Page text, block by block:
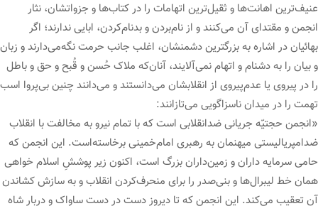
عنیف‌ترین اهانت‌ها و ثقیل‌ترین اتهامات را در کتاب‌ها و جزواتشان، نثار
انجمن و مقتدای آن می‌کنند و از نام‌بردن و بدنام‌کردن، ابایی ندارند؛ اگر
بهائیان در اشاره به بزرگترین دشمنشان، اغلب جانب حرمت نگه‌می‌دارند و زبان
و بیان را به دشنام و اتهام نمی‌آلایند، آنان‌که ملاک حُسن و قُبح و حق و باطل
را در پیروی یا عدم‌پیروی از انقلابشان می‌دانستند و می‌دانند چنین بی‌پروا اسب
تهمت را در میدان ناسزاگویی می‌تازانند:
«انجمن حجتیّه جریانی ضدانقلابی است که با تمام نیرو به مخالفت با انقلاب
ضدامپریالیستی میهنمان به رهبری امام‌خمینی برخاسته‌است. این انجمن که
حامی سرمایه داران و زمین‌داران بزرگ است، اکنون زیر پوششِ اسلام خواهی
همان خط لیبرال‌ها و بنی‌صدر را برای منحرف‌کردن انقلاب و به سازش کشاندن
آن تعقیب می‌کند. این انجمن که تا دیروز دست در دست ساواک و دربار شاه